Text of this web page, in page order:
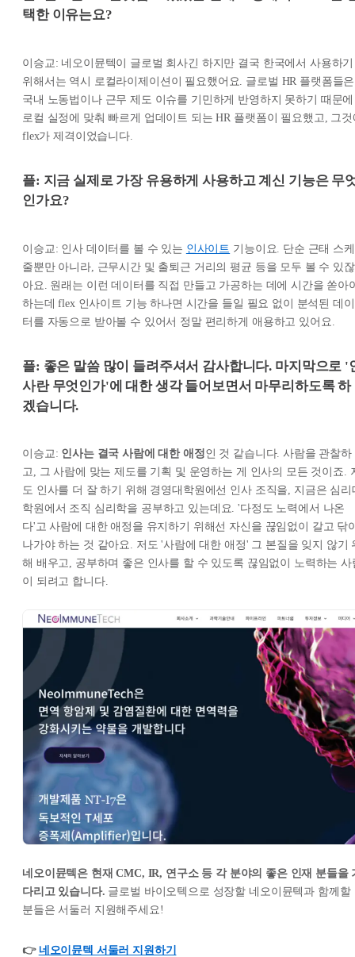
택한 이유는요?
이승교: 네오이뮨텍이 글로벌 회사긴 하지만 결국 한국에서 사용하기
위해서는 역시 로컬라이제이션이 필요했어요. 글로벌 HR 플랫폼들은
국내 노동법이나 근무 제도 이슈를 기민하게 반영하지 못하기 때문에
로컬 실정에 맞춰 빠르게 업데이트 되는 HR 플랫폼이 필요했고, 그것
flex가 제격이었습니다.
플: 지금 실제로 가장 유용하게 사용하고 계신 기능은 무
인가요?
이승교: 인사 데이터를 볼 수 있는 인사이트 기능이요. 단순 근태 스케
줄뿐만 아니라, 근무시간 및 출퇴근 거리의 평균 등을 모두 볼 수 있잖
아요. 원래는 이런 데이터를 직접 만들고 가공하는 데에 시간을 쏟아
하는데 flex 인사이트 기능 하나면 시간을 들일 필요 없이 분석된 데이
터를 자동으로 받아볼 수 있어서 정말 편리하게 애용하고 있어요.
플: 좋은 말씀 많이 들려주셔서 감사합니다. 마지막으로 '
사란 무엇인가'에 대한 생각 들어보면서 마무리하도록 하
겠습니다.
이승교: 인사는 결국 사람에 대한 애정인 것 같습니다. 사람을 관찰하
고, 그 사람에 맞는 제도를 기획 및 운영하는 게 인사의 모든 것이죠.
도 인사를 더 잘 하기 위해 경영대학원에선 인사 조직을, 지금은 심리
학원에서 조직 심리학을 공부하고 있는데요. '다정도 노력에서 나온
다'고 사람에 대한 애정을 유지하기 위해선 자신을 끊임없이 갈고 닦
나가야 하는 것 같아요. 저도 '사람에 대한 애정' 그 본질을 잊지 않기
해 배우고, 공부하며 좋은 인사를 할 수 있도록 끊임없이 노력하는 사
이 되려고 합니다.
네오이뮨텍은 현재 CMC, IR, 연구소 등 각 분야의 좋은 인재 분들을
다리고 있습니다. 글로벌 바이오텍으로 성장할 네오이뮨텍과 함께할
분들은 서둘러 지원해주세요!
👉 네오이뮨텍 서둘러 지원하기